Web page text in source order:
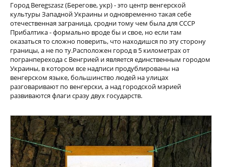
Город Beregszasz (Берегове, укр) - это центр венгерской
культуры Западной Украины и одновременно такая себе
отечественная заграница, сродни тому чем была для СССР
Прибалтика - формально вроде бы и свое, но если там
оказаться то сложно поверить, что находишся по эту сторону
границы, а не по ту.Расположен город в 5 километрах от
погранперехода с Венгрией и является единственным городом
Украины, в котором все надписи продублированы на
венгерском языке, большинство людей на улицах
разговаривают по венгерски, а над городской мэрией
развиваются флаги сразу двух государств.